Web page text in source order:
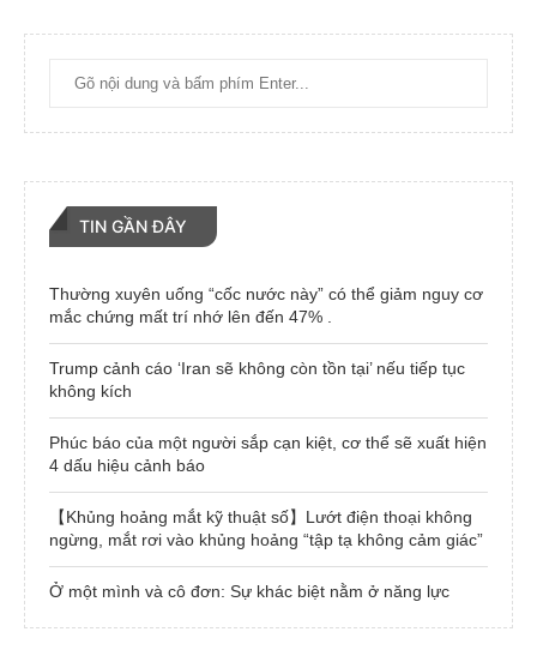
TIN GẦN ĐÂY
Thường xuyên uống “cốc nước này” có thể giảm nguy cơ
mắc chứng mất trí nhớ lên đến 47% .
Trump cảnh cáo ‘Iran sẽ không còn tồn tại’ nếu tiếp tục
không kích
Phúc báo của một người sắp cạn kiệt, cơ thể sẽ xuất hiện
4 dấu hiệu cảnh báo
【Khủng hoảng mắt kỹ thuật số】Lướt điện thoại không
ngừng, mắt rơi vào khủng hoảng “tập tạ không cảm giác”
Ở một mình và cô đơn: Sự khác biệt nằm ở năng lực